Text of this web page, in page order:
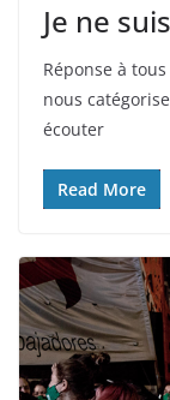
Je ne
Réponse à
nous
écouter
Read More